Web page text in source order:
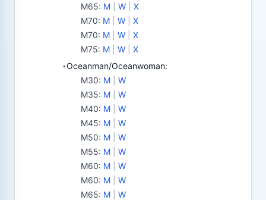
M65: M W
X
M70: M W
X
M70: M W
X
M75: M W X
•Oceanman/Oceanwoman:
M30: M
W
M35: M
W
M40: M
W
M45: M
W
M50: M
W
M55: M
W
M60: M
W
M60: M
W
M65: M
W